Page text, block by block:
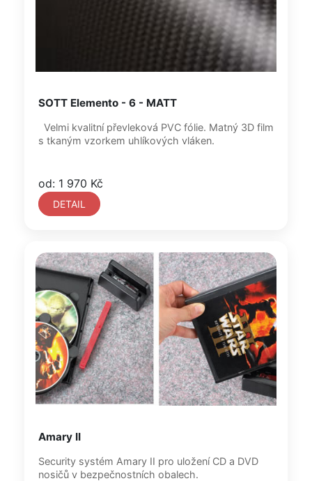
SOTT Elemento - 6 - MATT
s tkaným vzorkem uhlíkových vláken.
od: 1 970 Kč
DETAIL
Amary II
Security systém Amary II pro uložení CD a DVD
nosičů v bezpečnostních obalech.